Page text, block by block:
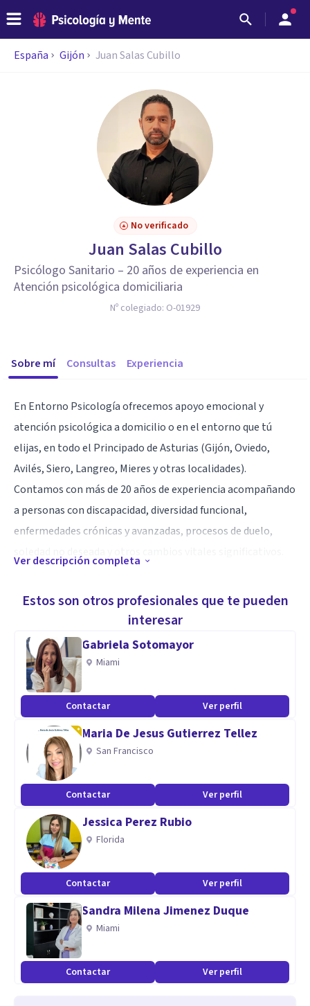
España Gijón Juan Salas Cubillo
No verificado
Juan Salas Cubillo
Psicólogo Sanitario – 20 años de experiencia en
Atención psicológica domiciliaria
Nº colegiado: O-01929
Sobre mí Consultas Experiencia
En Entorno Psicología ofrecemos apoyo emocional y
atención psicológica a domicilio o en el entorno que tú
elijas, en todo el Principado de Asturias (Gijón, Oviedo,
Avilés, Siero, Langreo, Mieres y otras localidades).
Contamos con más de 20 años de experiencia acompañando
a personas con discapacidad, diversidad funcional,
enfermedades crónicas y avanzadas, procesos de duelo,
ofrecemos un servicio personalizado y cercano, adaptado a
tus necesidades. Contacta para recibir atención profesional
cuando y donde la necesites.
Ver descripción completa
Estos son otros profesionales que te pueden
interesar
Gabriela Sotomayor
Miami
Contactar Ver perfil
Maria De Jesus Gutierrez Tellez
San Francisco
Contactar Ver perfil
Jessica Perez Rubio
Florida
Contactar Ver perfil
Sandra Milena Jimenez Duque
Miami
Contactar Ver perfil